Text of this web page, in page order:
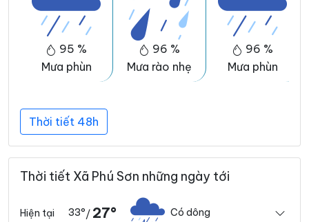
95 %
Mưa phùn
96 %
Mưa rào nhẹ
96 %
Mưa phùn
Thời tiết 48h
Thời tiết Xã Phú Sơn những ngày tới
Hiện tại 33°/ 27° Có dông